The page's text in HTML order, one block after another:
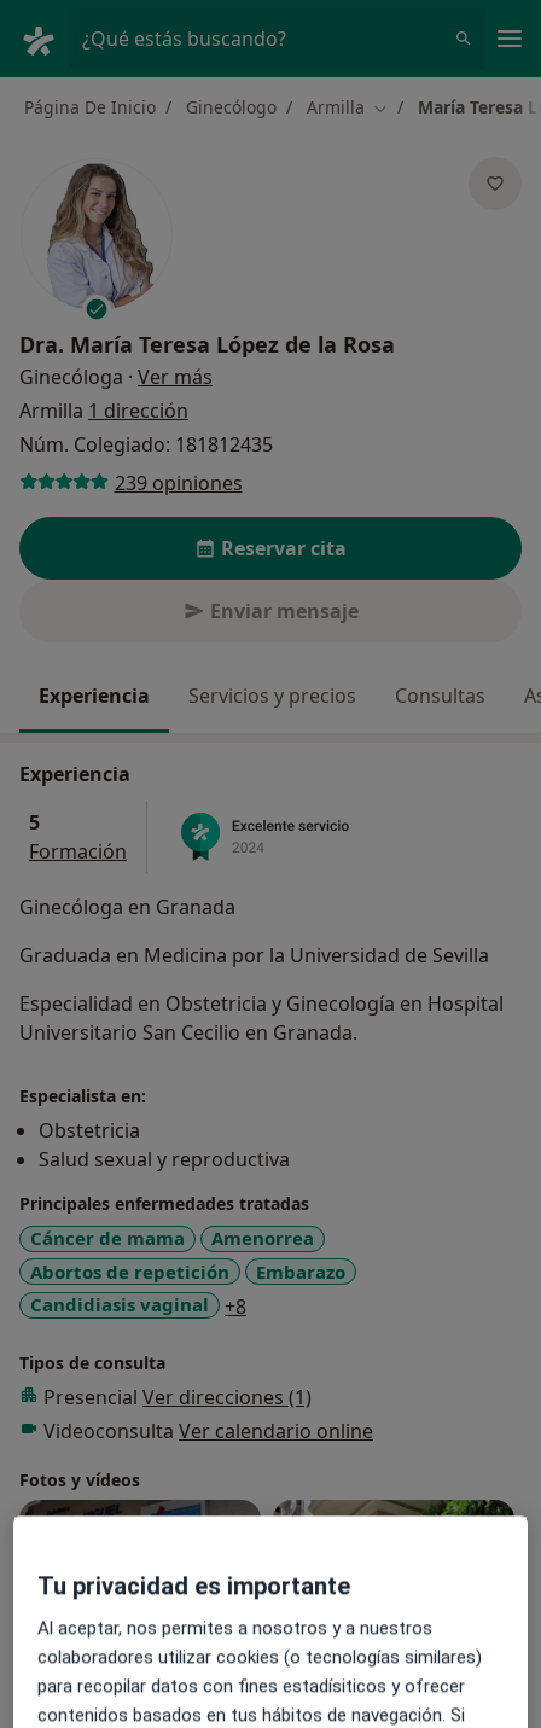
¿Qué estás buscando?
Página De Inicio Ginecólogo Armilla Cambiar de ciudad
María Teresa
Dra. María Teresa López de la Rosa
Ginecóloga · Ver más
Armilla 1 dirección
Núm. Colegiado: 181812435
239 opiniones
Reservar cita
Enviar mensaje
Experiencia Servicios y precios Consultas
Experiencia
5
Formación
Ginecóloga en Granada
Graduada en Medicina por la Universidad de Sevilla
Especialidad en Obstetricia y Ginecología en Hospital
Universitario San Cecilio en Granada.
Especialista en:
Obstetricia
Salud sexual y reproductiva
Principales enfermedades tratadas
Cáncer de mama
Amenorrea
Abortos de repetición
Embarazo
Candidiasis vaginal
+8a11y_sr_more_diseases
Tipos de consulta
Presencial Ver direcciones (1)
Videoconsulta Ver calendario online
Fotos y vídeos
Ver galería (7)
Tu privacidad es importante
Al aceptar, nos permites a nosotros y a nuestros
colaboradores utilizar cookies (o tecnologías similares)
para recopilar datos con fines estadísiticos y ofrecer
contenidos basados en tus hábitos de navegación. Si